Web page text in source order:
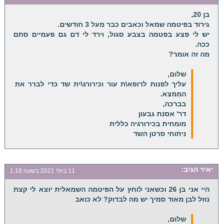
בן 20,
גירוד בפיטמה שמאל וכאבים כבר מעל 3 חודשים.
יש לי פצע בפטמה בצבע סגול, וירד לי דם גם פעמיים סתם
ככה.
מה זה אומר?
שלום,
עליך לפנות לרופא\ת עור וכירורג\ית שד כדי לברר את
הממצא.
בברכה,
דר' אסנת גבעון
מומחית בכירורגיה כללית
ניתוחי סרטן השד
יאיר הגיב: 11 ביולי 2021 בשעה 1:18
היי אני בן 26 וכשאני לוחץ על הפיטמה השמאלית יוצא לי קצת
נוזל לבן מאוד סמיך יש מה לבדוק? לא כואב
שלום,